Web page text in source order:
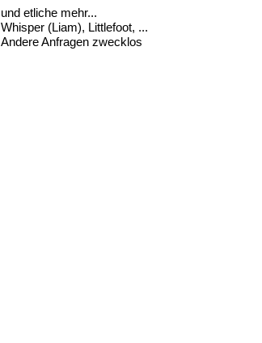
und etliche mehr...
Whisper (Liam), Littlefoot, ...
Andere Anfragen zwecklos